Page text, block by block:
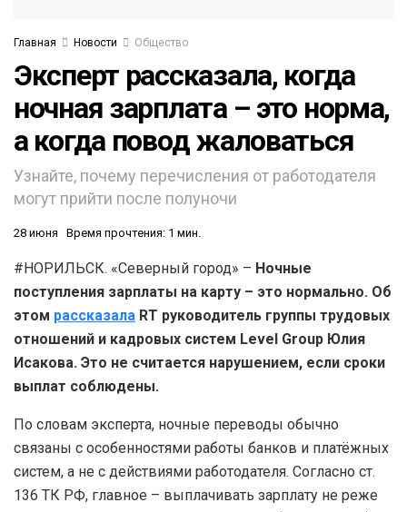
Главная Новости Общество
Эксперт рассказала, когда
ночная зарплата – это норма,
а когда повод жаловаться
Узнайте, почему перечисления от работодателя
могут прийти после полуночи
28 июня Время прочтения: 1 мин.
#НОРИЛЬСК. «Северный город» – Ночные
поступления зарплаты на карту – это нормально. Об
этом рассказала RT руководитель группы трудовых
отношений и кадровых систем Level Group Юлия
Исакова. Это не считается нарушением, если сроки
выплат соблюдены.
По словам эксперта, ночные переводы обычно
связаны с особенностями работы банков и платёжных
систем, а не с действиями работодателя. Согласно ст.
136 ТК РФ, главное – выплачивать зарплату не реже